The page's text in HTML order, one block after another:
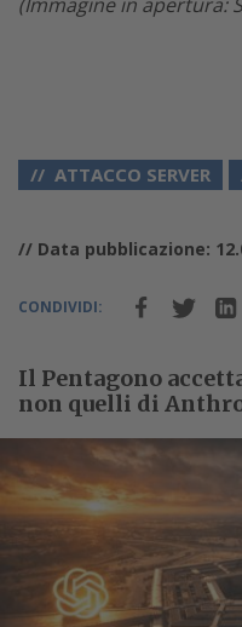
ATTACCO SERVER
// Data pubblicazione:
CONDIVIDI:
Il Pentagono
non quelli di